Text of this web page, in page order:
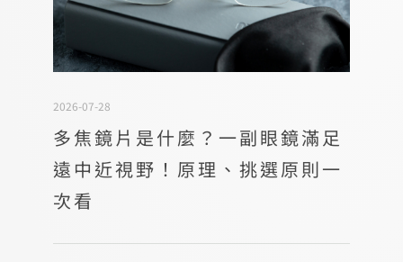
2026-07-28
多焦鏡片是什麼？一副眼鏡滿足
遠中近視野！原理、挑選原則一
次看